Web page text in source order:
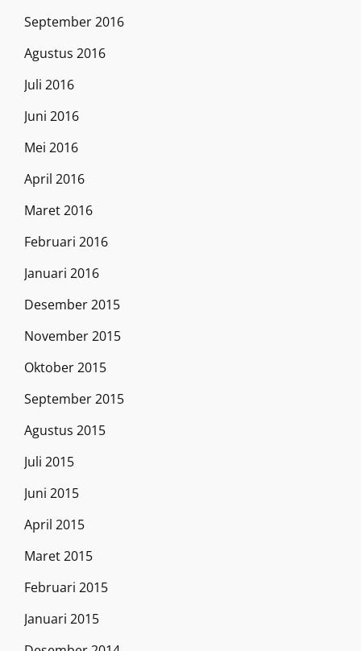
September 2016
Agustus 2016
Juli 2016
Juni 2016
Mei 2016
April 2016
Maret 2016
Februari 2016
Januari 2016
Desember 2015
November 2015
Oktober 2015
September 2015
Agustus 2015
Juli 2015
Juni 2015
April 2015
Maret 2015
Februari 2015
Januari 2015